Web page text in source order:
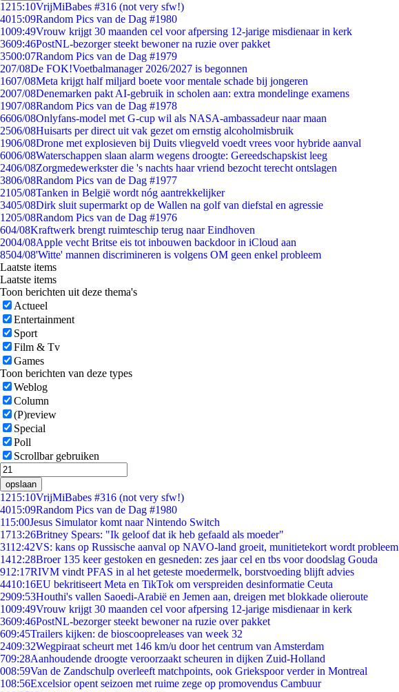
1215:10VrijMiBabes #316 (not very sfw!)
4015:09Random Pics van de Dag #1980
1009:49Vrouw krijgt 30 maanden cel voor afpersing 12-jarige misdienaar in kerk
3609:46PostNL-bezorger steekt bewoner na ruzie over pakket
3500:07Random Pics van de Dag #1979
207/08De FOK!Voetbalmanager 2026/2027 is begonnen
1607/08Meta krijgt half miljard boete voor mentale schade bij jongeren
2007/08Denemarken pakt AI-gebruik in scholen aan: extra mondelinge examens
1907/08Random Pics van de Dag #1978
6606/08Onlyfans-model met G-cup wil als NASA-ambassadeur naar maan
2506/08Huisarts per direct uit vak gezet om ernstig alcoholmisbruik
1906/08Drone met explosieven bij Duits vliegveld voedt vrees voor hybride aanval
6006/08Waterschappen slaan alarm wegens droogte: Gereedschapskist leeg
2406/08Zorgmedewerkster die 's nachts haar vriend bezocht terecht ontslagen
3806/08Random Pics van de Dag #1977
2105/08Tanken in België wordt nóg aantrekkelijker
3405/08Dirk sluit supermarkt op de Wallen na golf van diefstal en agressie
1205/08Random Pics van de Dag #1976
604/08Kraftwerk brengt ruimteschip terug naar Eindhoven
2004/08Apple vecht Britse eis tot inbouwen backdoor in iCloud aan
8504/08'Witte' mannen discrimineren is volgens OM geen enkel probleem
Laatste items
Laatste items
Toon berichten uit deze thema's
Actueel
Entertainment
Sport
Film & Tv
Games
Toon berichten van deze types
Weblog
Column
(P)review
Special
Poll
Scrollbar gebruiken
opslaan
1215:10VrijMiBabes #316 (not very sfw!)
4015:09Random Pics van de Dag #1980
115:00Jesus Simulator komt naar Nintendo Switch
1713:26Britney Spears: "Ik geloof dat ik heb gefaald als moeder"
3112:42VS: kans op Russische aanval op NAVO-land groeit, munitietekort wordt probleem
1412:28Broer 135 keer gestoken en gesneden: zes jaar cel en tbs voor doodslag Gouda
912:17RIVM vindt PFAS in al het geteste moedermelk, borstvoeding blijft advies
4410:16EU bekritiseert Meta en TikTok om verspreiden desinformatie Ceuta
2909:53Houthi's vallen Saoedi-Arabië en Jemen aan, dreigen met blokkade olieroute
1009:49Vrouw krijgt 30 maanden cel voor afpersing 12-jarige misdienaar in kerk
3609:46PostNL-bezorger steekt bewoner na ruzie over pakket
609:45Trailers kijken: de bioscoopreleases van week 32
2409:32Wegpiraat scheurt met 146 km/u door het centrum van Amsterdam
709:28Aanhoudende droogte veroorzaakt scheuren in dijken Zuid-Holland
008:59Van de Zandschulp overleeft matchpoints, ook Griekspoor verder in Montreal
108:56Excelsior opent seizoen met ruime zege op promovendus Cambuur